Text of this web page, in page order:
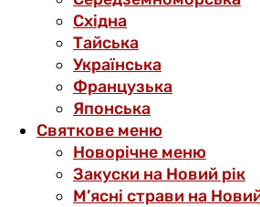
Східна
Тайська
Українська
Французька
Японська
Святкове меню
Новорічне меню
Закуски на Новий рік
М’ясні страви на